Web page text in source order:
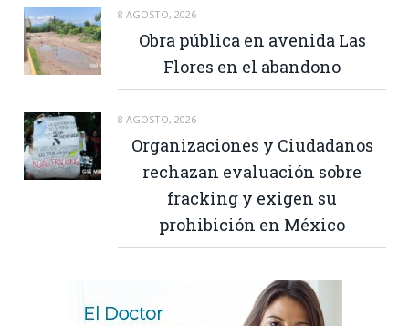
8 AGOSTO, 2026
Obra pública en avenida Las
Flores en el abandono
8 AGOSTO, 2026
Organizaciones y Ciudadanos
rechazan evaluación sobre
fracking y exigen su
prohibición en México